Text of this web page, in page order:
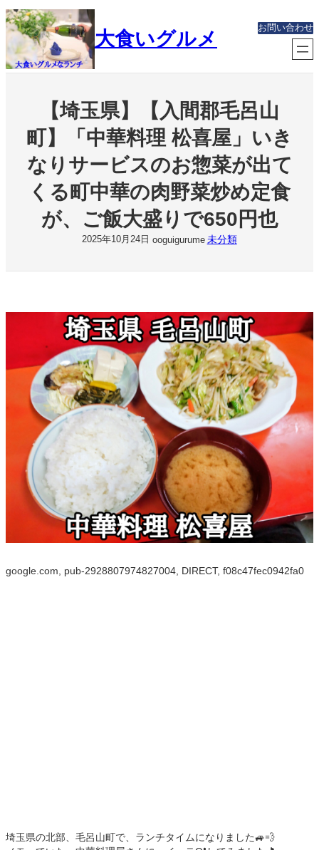
内
容
ス
キ
大食いグルメ お問い合わせ
【埼玉県】【入間郡毛呂山
町】「中華料理 松喜屋」いき
なりサービスのお惣菜が出て
くる町中華の肉野菜炒め定食
が、ご飯大盛りで650円也
2025年10月24日 ooguigurume 未分類
google.com, pub-2928807974827004, DIRECT, f08c47fec0942fa0
埼玉県の北部、毛呂山町で、ランチタイムになりました🚙💨